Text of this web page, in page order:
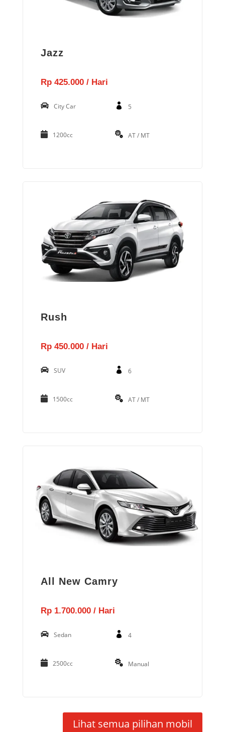
Jazz
Rp 425.000 / Hari
City Car 5
1200cc AT / MT
Rush
Rp 450.000 / Hari
SUV 6
1500cc AT / MT
All New Camry
Rp 1.700.000 / Hari
Sedan 4
2500cc Manual
Lihat semua pilihan mobil